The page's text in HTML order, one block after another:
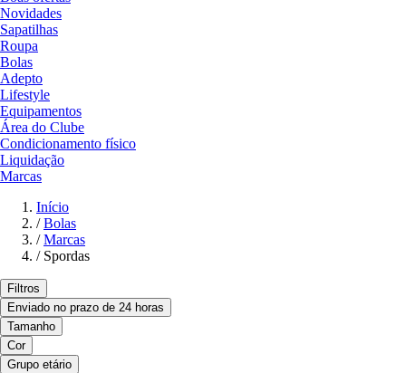
Novidades
Sapatilhas
Roupa
Bolas
Adepto
Lifestyle
Equipamentos
Área do Clube
Condicionamento físico
Liquidação
Marcas
Início
/ Bolas
/ Marcas
/ Spordas
Filtros
Enviado no prazo de 24 horas
Tamanho
Cor
Grupo etário